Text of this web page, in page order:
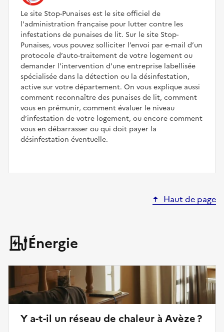
Le site Stop-Punaises est le site officiel de
l'administration française pour lutter contre les
infestations de punaises de lit. Sur le site Stop-
Punaises, vous pouvez solliciter l’envoi par e-mail d’un
protocole d’auto-traitement de votre logement ou
demander l'intervention d'une entreprise labellisée
spécialisée dans la détection ou la désinfestation,
active sur votre département. On vous explique aussi
comment reconnaître des punaises de lit, comment
vous en prémunir, comment évaluer le niveau
d’infestation de votre logement, ou encore comment
vous en débarrasser ou qui doit payer la
désinfestation éventuelle.
Haut de page
Énergie
Y a-t-il un réseau de chaleur à Avèze ?